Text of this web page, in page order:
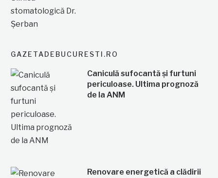
GAZETADEBUCURESTI.RO
Caniculă sufocantă și furtuni
periculoase. Ultima prognoză
de la ANM
Renovare energetică a clădirii